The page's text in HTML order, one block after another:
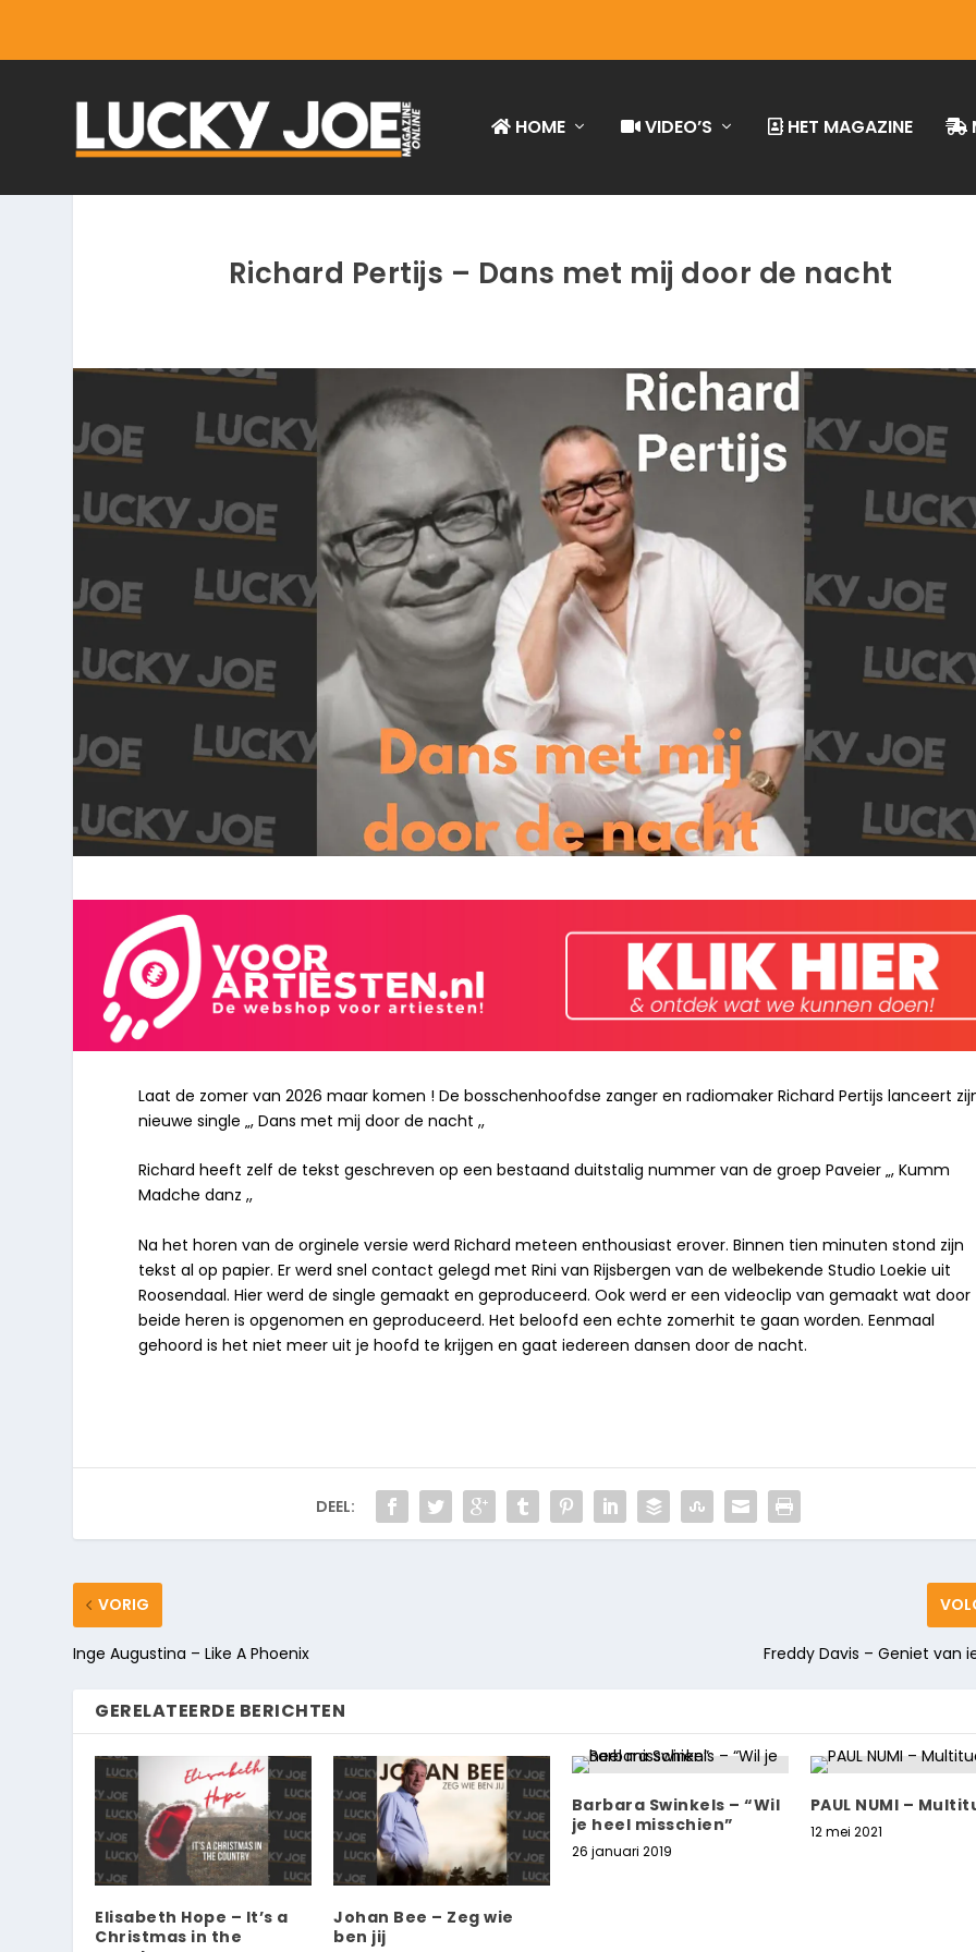
HOME VIDEO’S HET MAGAZINE
Richard Pertijs – Dans met mij door de nacht
Laat de zomer van 2026 maar komen ! De bosschenhoofdse zanger en radiomaker Richard Pertijs lanceert
nieuwe single „, Dans met mij door de nacht ,,
Richard heeft zelf de tekst geschreven op een bestaand duitstalig nummer van de groep Paveier „, Kumm
Madche danz ,,
Na het horen van de orginele versie werd Richard meteen enthousiast erover. Binnen tien minuten stond zijn
tekst al op papier. Er werd snel contact gelegd met Rini van Rijsbergen van de welbekende Studio Loekie uit
Roosendaal. Hier werd de single gemaakt en geproduceerd. Ook werd er een videoclip van gemaakt wat door
beide heren is opgenomen en geproduceerd. Het beloofd een echte zomerhit te gaan worden. Eenmaal
gehoord is het niet meer uit je hoofd te krijgen en gaat iedereen dansen door de nacht.
DEEL:
VORIG
Inge Augustina – Like A Phoenix Freddy Davis – Geniet van
GERELATEERDE BERICHTEN
Elisabeth Hope – It’s a
Christmas in the
Johan Bee – Zeg wie
ben jij
Barbara Swinkels – “Wil
je heel misschien”
26 januari 2019
PAUL NUMI –
12 mei 2021